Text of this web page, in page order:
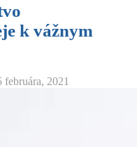
k vážnym
februára, 2021